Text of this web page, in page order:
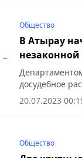
Общество
В Атырау
досудебное
РК
20.07.2023
Общество